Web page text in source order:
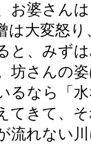
お婆さん
は大変怒
と、みず
坊さんの
るなら「
てきて、
流れない